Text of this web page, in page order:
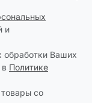
и
Ваших
Политике
со